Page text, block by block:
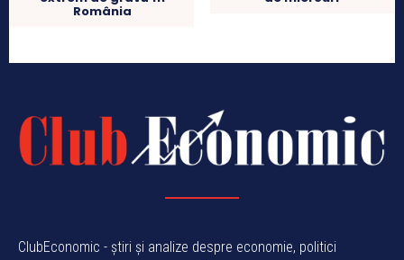
România
ClubEconomic - știri și analize despre economie, politici